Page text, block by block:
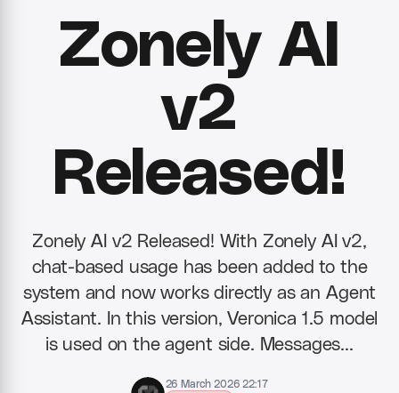
Zonely AI
v2
Released!
Zonely AI v2 Released! With Zonely AI v2,
chat-based usage has been added to the
system and now works directly as an Agent
Assistant. In this version, Veronica 1.5 model
is used on the agent side. Messages…
26 March 2026 22:17